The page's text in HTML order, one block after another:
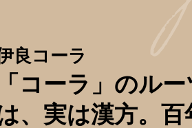
良コーラ
コーラ」のルー
、実は漢方。百